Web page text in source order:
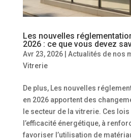
Les nouvelles
2026 : ce que vous devez
Avr 23, 2026| Actualités de nos
Vitrerie
De plus, Les nouvelles
en 2026 apportent des
le secteur de la vitrerie. Ces
l’efficacité énergétique, à
favoriser l’utilisation de